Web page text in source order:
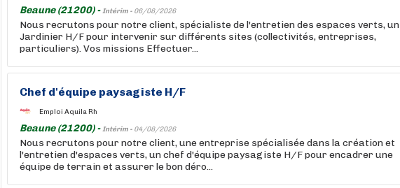
Beaune (21200) -Intérim - 06/08/2026
Nous recrutons pour notre client, spécialiste de l'entretien des espaces verts, un
Jardinier H/F pour intervenir sur différents sites (collectivités, entreprises,
particuliers). Vos missions Effectuer...
Chef d'équipe paysagiste H/F
Emploi Aquila Rh
Beaune (21200) -Intérim - 04/08/2026
Nous recrutons pour notre client, une entreprise spécialisée dans la création et
l'entretien d'espaces verts, un chef d'équipe paysagiste H/F pour encadrer une
équipe de terrain et assurer le bon déro...